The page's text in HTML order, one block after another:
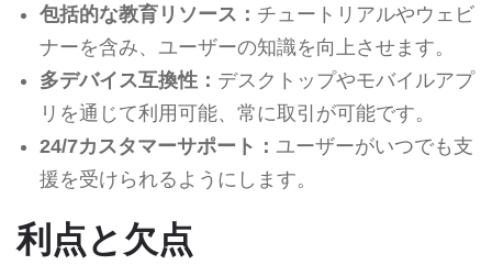
包括的な教育リソース： チュートリアルやウェビ
ナーを含み、ユーザーの知識を向上させます。
多デバイス互換性： デスクトップやモバイルアプ
リを通じて利用可能、常に取引が可能です。
24/7カスタマーサポート： ユーザーがいつでも支
援を受けられるようにします。
利点と欠点